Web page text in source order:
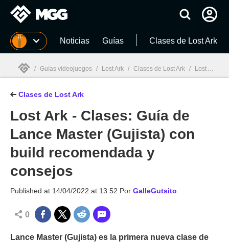
MGG Noticias Guías Clases de Lost Ark
MGG
/ Guías videojuegos / Lost Ark / Clases de Lost Ark / Lost Ark - Clases: Guía de Lance Master (Gujista) con build recomendada y consejos
Clases de Lost Ark
Lost Ark - Clases: Guía de
Lance Master (Gujista) con
build recomendada y
consejos
Published at 14/04/2022 at 13:52 Por GalleGutsito
0
Lance Master (Gujista) es la primera nueva clase de